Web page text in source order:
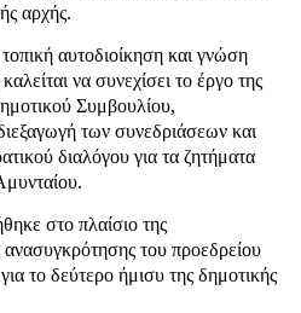
αρχής.
αυτοδιοίκηση και γνώση
να συνεχίσει το έργο της
Συμβουλίου,
των συνεδριάσεων και
διαλόγου για τα ζητήματα
στο πλαίσιο της
ανασυγκρότησης του προεδρείου
το δεύτερο ήμισυ της δημοτικής